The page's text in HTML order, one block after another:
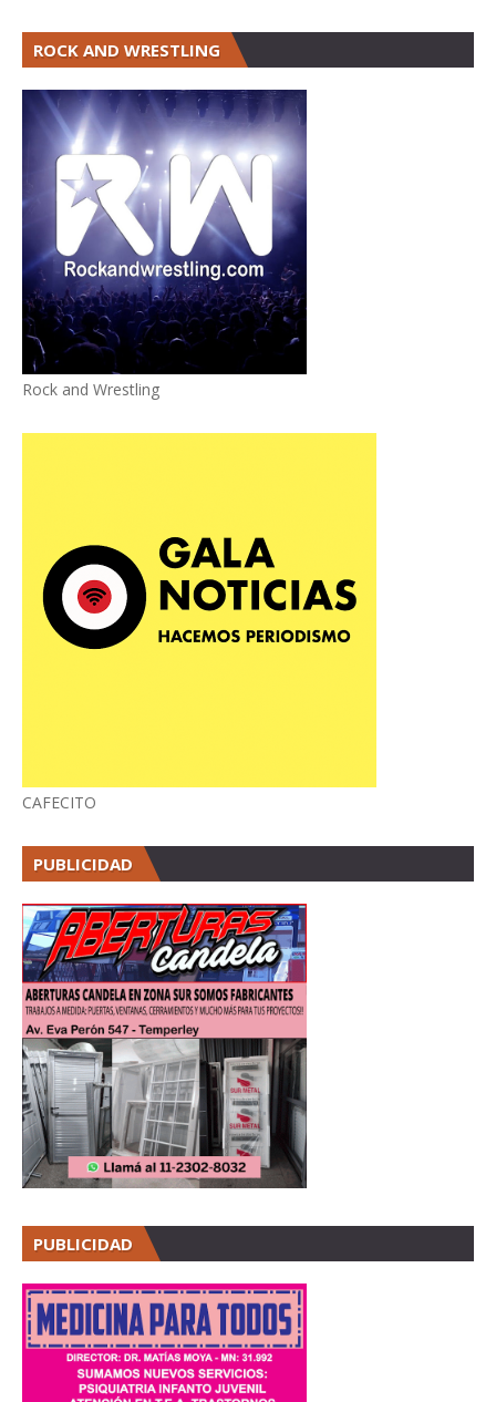
ROCK AND WRESTLING
Rock and Wrestling
CAFECITO
PUBLICIDAD
PUBLICIDAD